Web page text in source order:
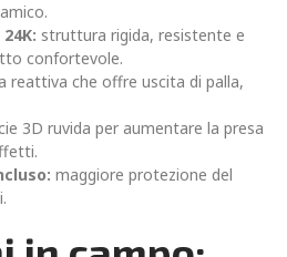
struttura rigida, resistente e
confortevole.
reattiva che offre uscita di palla,
3D ruvida per aumentare la presa
maggiore protezione del